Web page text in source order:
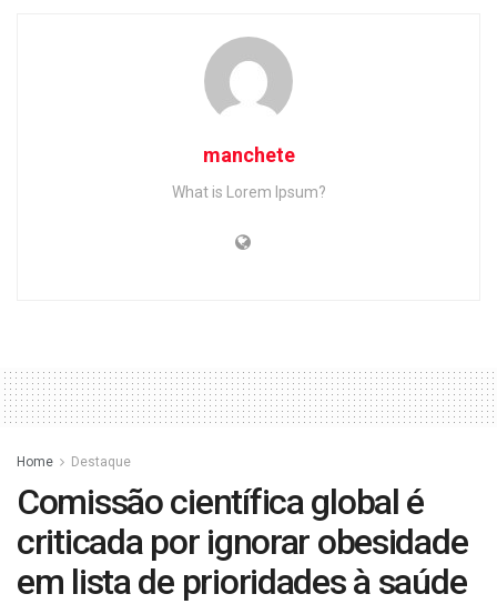
manchete
What is Lorem Ipsum?
Home Destaque
Comissão científica global é
criticada por ignorar obesidade
em lista de prioridades à saúde